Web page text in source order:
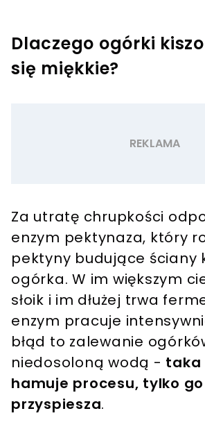
Dlaczego ogórki
się miękkie?
Za utratę chrupkości
enzym pektynaza, który
pektyny budujące ściany
ogórka. W im większym
słoik i im dłużej trwa
enzym pracuje
błąd to zalewanie
niedosoloną wodą - taka
hamuje procesu, tylko go
przyspiesza.